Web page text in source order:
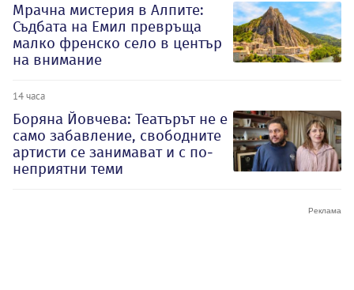
Мрачна мистерия в Алпите:
Съдбата на Емил превръща
малко френско село в център
на внимание
14 часа
Боряна Йовчева: Театърът не е
само забавление, свободните
артисти се занимават и с по-
неприятни теми